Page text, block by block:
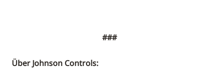
###
Über Johnson Controls: